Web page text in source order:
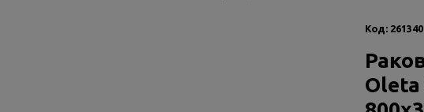
Код: 261340
Oleta